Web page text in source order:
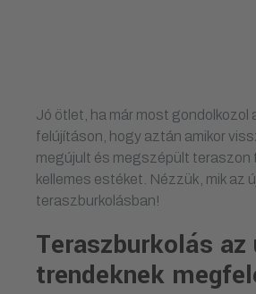
Jó ötlet, ha már most gondolkozol
felújításon, hogy aztán amikor
megújult és megszépült teraszon
kellemes estéket. Nézzük, mik az
teraszburkolásban!
Teraszburkolás az
trendeknek